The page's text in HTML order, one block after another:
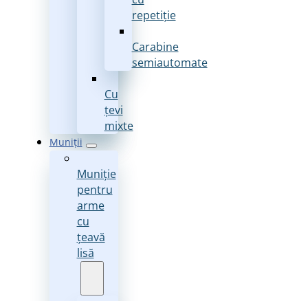
repetiție
Carabine
semiautomate
Cu
țevi
mixte
Muniții
Muniție
pentru
arme
cu
țeavă
lisă